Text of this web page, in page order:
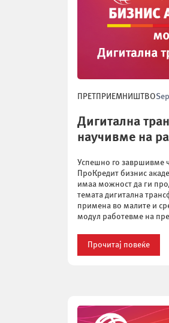
ПРЕТПРИЕМНИШТВО
Дигитална
научивме на
Успешно го завршивме
ПроКредит бизнис
имаа можност да ги
темата дигитална
примена во малите и
модул работевме на
најновите алатки кои […]
Прочитај повеќе